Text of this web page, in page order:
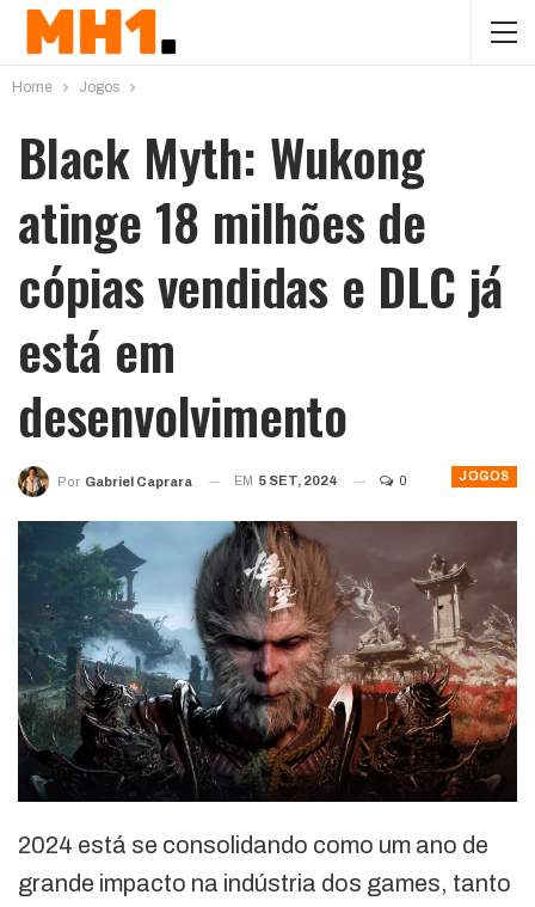
Home Jogos
Black Myth: Wukong
atinge 18 milhões de
cópias vendidas e DLC já
está em
desenvolvimento
JOGOS
Por Gabriel Caprara EM 5 SET, 2024 0
2024 está se consolidando como um ano de
grande impacto na indústria dos games, tanto